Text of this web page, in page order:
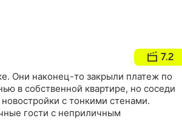
7.2
Они наконец-то закрыли платеж по
в собственной квартире, но соседи
с тонкими стенами.
гости с неприличным